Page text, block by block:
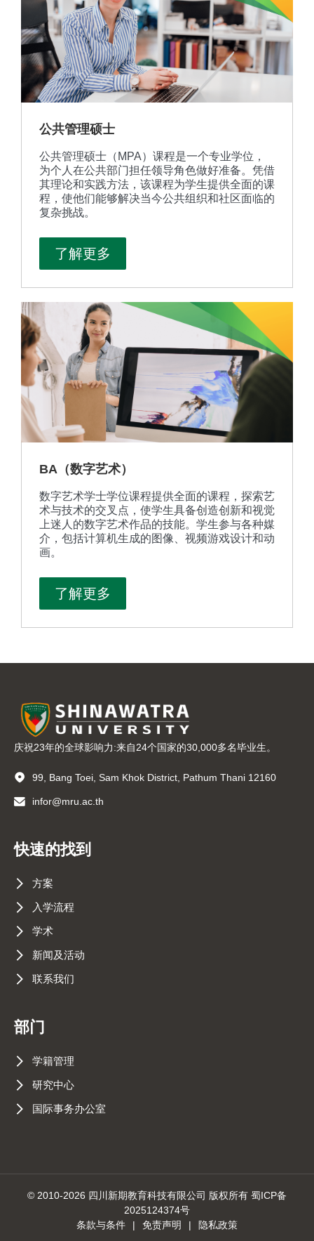
公共管理硕士
公共管理硕士（MPA）课程是一个专业学位，
为个人在公共部门担任领导角色做好准备。凭借
其理论和实践方法，该课程为学生提供全面的课
程，使他们能够解决当今公共组织和社区面临的
复杂挑战。
了解更多
BA（数字艺术）
数字艺术学士学位课程提供全面的课程，探索艺
术与技术的交叉点，使学生具备创造创新和视觉
上迷人的数字艺术作品的技能。学生参与各种媒
介，包括计算机生成的图像、视频游戏设计和动
画。
了解更多
庆祝23年的全球影响力:来自24个国家的30,000多名毕业生。
99, Bang Toei, Sam Khok District, Pathum Thani 12160
infor@mru.ac.th
快速的找到
方案
入学流程
学术
新闻及活动
联系我们
部门
学籍管理
研究中心
国际事务办公室
© 2010-2026 四川新期教育科技有限公司 版权所有 蜀ICP备
2025124374号
条款与条件
| 免责声明 | 隐私政策